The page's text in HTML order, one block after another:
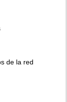
de la red